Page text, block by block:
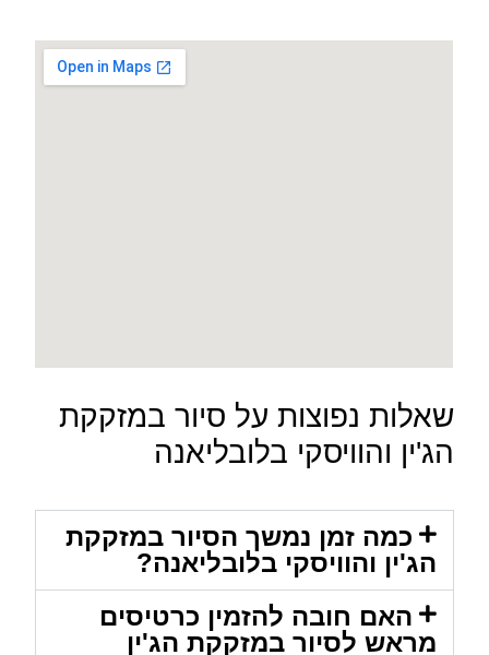
שאלות נפוצות על סיור במזקקת
הג'ין והוויסקי בלובליאנה
כמה זמן נמשך הסיור במזקקת
הג'ין והוויסקי בלובליאנה?
האם חובה להזמין כרטיסים
מראש לסיור במזקקת הג'ין